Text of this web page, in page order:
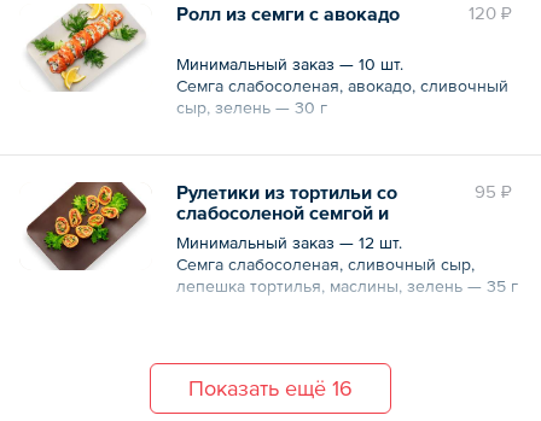
120 ₽
Ролл из семги с авокадо
Минимальный заказ — 10 шт.
Семга слабосоленая, авокадо, сливочный
сыр, зелень — 30 г
95 ₽
Рулетики из тортильи со
слабосоленой семгой и
сливочным сыром
Минимальный заказ — 12 шт.
Семга слабосоленая, сливочный сыр,
лепешка тортилья, маслины, зелень — 35 г
Показать ещё 16